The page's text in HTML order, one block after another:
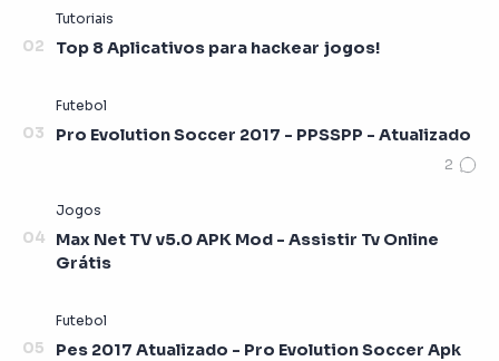
Top 8 Aplicativos para hackear jogos!
Pro Evolution Soccer 2017 - PPSSPP - Atualizado
Max Net TV v5.0 APK Mod - Assistir Tv Online
Grátis
Pes 2017 Atualizado - Pro Evolution Soccer Apk